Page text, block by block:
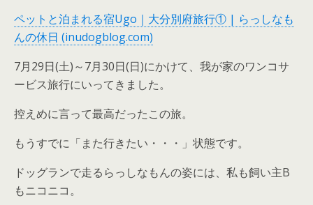
ペットと泊まれる宿Ugo｜大分別府旅行① | らっしなも
んの休日 (inudogblog.com)
7月29日(土)～7月30日(日)にかけて、我が家のワンコサ
ービス旅行にいってきました。
控えめに言って最高だったこの旅。
もうすでに「また行きたい・・・」状態です。
ドッグランで走るらっしなもんの姿には、私も飼い主B
もニコニコ。